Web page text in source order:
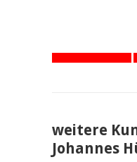
weitere
Johannes